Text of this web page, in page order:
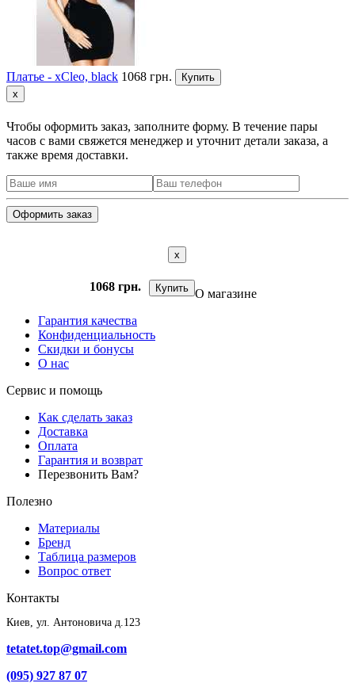
Платье - xCleo, black 1068 грн.
Купить
x
Чтобы оформить заказ, заполните форму. В течение пары
часов с вами свяжется менеджер и уточнит детали заказа, а
также время доставки.
x
1068 грн. Купить О магазине
Гарантия качества
Конфиденциальность
Скидки и бонусы
О нас
Сервис и помощь
Как сделать заказ
Доставка
Оплата
Гарантия и возврат
Перезвонить Вам?
Полезно
Материалы
Бренд
Таблица размеров
Вопрос ответ
Контакты
Киев, ул. Антоновича д.123
tetatet.top@gmail.com
(095) 927 87 07